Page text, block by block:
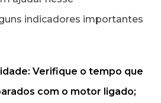
indicadores importantes
Verifique o tempo que
com o motor ligado;